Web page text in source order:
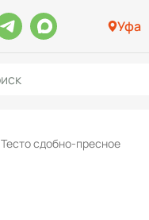
Уфа
Тесто сдобно-пресное